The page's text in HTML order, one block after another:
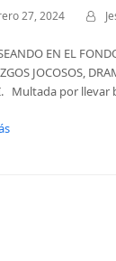
27, 2024
EN EL
JOCOSOS,
I. Multada por